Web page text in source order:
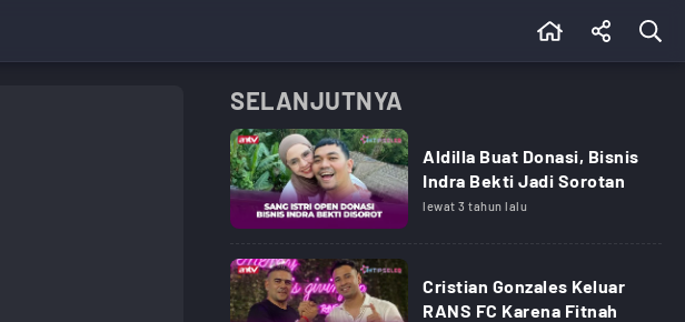
SELANJUTNYA
Aldilla Buat Donasi, Bisnis
Indra Bekti Jadi Sorotan
lewat 3 tahun lalu
Cristian Gonzales Keluar
RANS FC Karena Fitnah